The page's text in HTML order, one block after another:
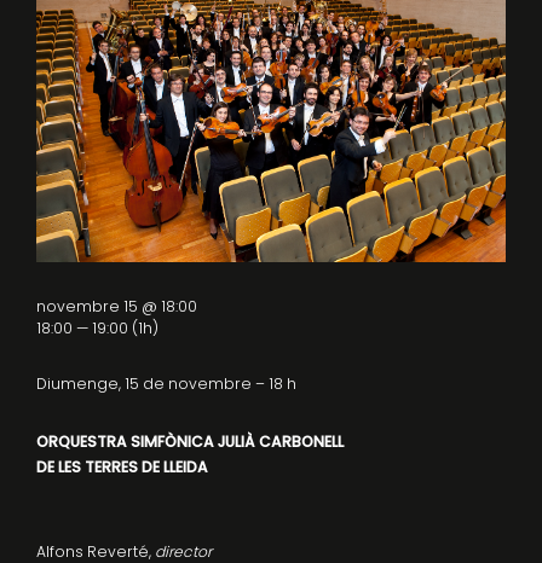
Diumenge, 15 de novembre – 18 h
ORQUESTRA SIMFÒNICA JULIÀ CARBONELL
DE LES TERRES DE LLEIDA
Alfons Reverté, director
novembre 15 @ 18:00
18:00 — 19:00 (1h)